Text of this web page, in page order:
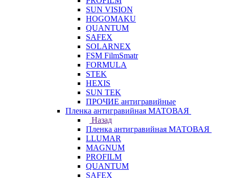
SUN VISION
HOGOMAKU
QUANTUM
SAFEX
SOLARNEX
FSM FilmSmatr
FORMULA
STEK
HEXIS
SUN TEK
ПРОЧИЕ антигравийные
Пленка антигравийная МАТОВАЯ
Назад
Пленка антигравийная МАТОВАЯ
LLUMAR
MAGNUM
PROFILM
QUANTUM
SAFEX